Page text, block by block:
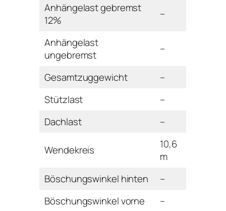
Anhängelast gebremst
12%
–
Anhängelast
ungebremst
–
Gesamtzuggewicht
–
Stützlast
–
Dachlast
–
Wendekreis
10,6
m
Böschungswinkel hinten
–
Böschungswinkel vorne
–